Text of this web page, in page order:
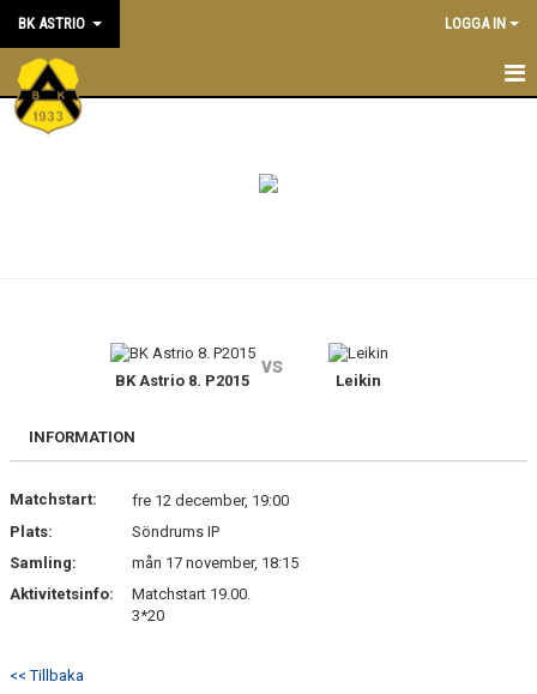
BK ASTRIO LOGGA IN
HEM
BLI MEDLEM
SÖNDRUMS IP
TRYGG I ASTRIO
BK Astrio 8. P2015
vs
Leikin
INFORMATION
Matchstart:
fre 12 december, 19:00
Plats:
Söndrums IP
Samling:
mån 17 november, 18:15
Aktivitetsinfo:
Matchstart 19.00.
3*20
<< Tillbaka